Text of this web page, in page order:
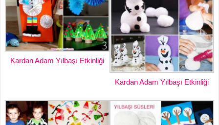
Kardan Adam Yılbaşı Etkinliği
Kardan Adam Yılbaşı Etkinliği